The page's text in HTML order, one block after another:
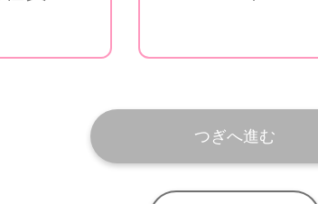
つぎへ進む